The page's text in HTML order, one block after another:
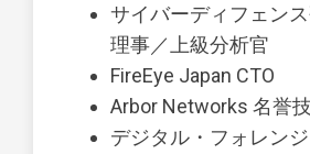
サイバーディフェン
理事／上級分析官
FireEye Japan CTO
Arbor Networks 名誉
デジタル・フォレン